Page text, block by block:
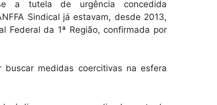
a tutela de urgência concedida
Sindical já estavam, desde 2013,
Federal da 1ª Região, confirmada por
medidas coercitivas na esfera